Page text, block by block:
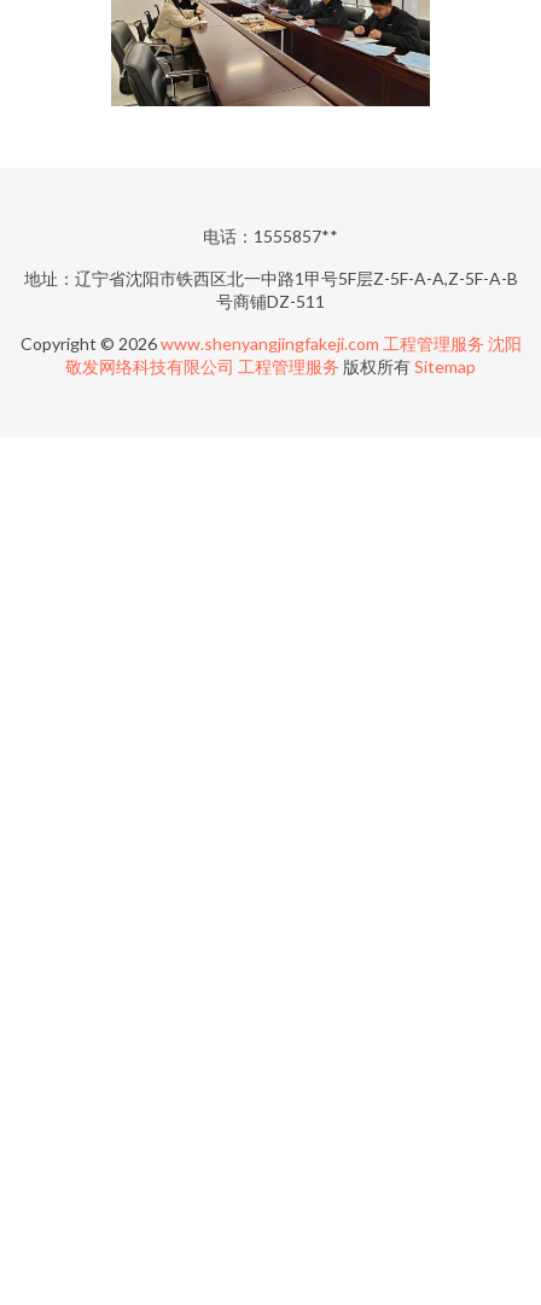
电话：1555857**
地址：辽宁省沈阳市铁西区北一中路1甲号5F层Z-5F-A-A,Z-5F-A-B
号商铺DZ-511
Copyright © 2026www.shenyangjingfakeji.com 工程管理服务 沈阳
敬发网络科技有限公司 工程管理服务 版权所有Sitemap